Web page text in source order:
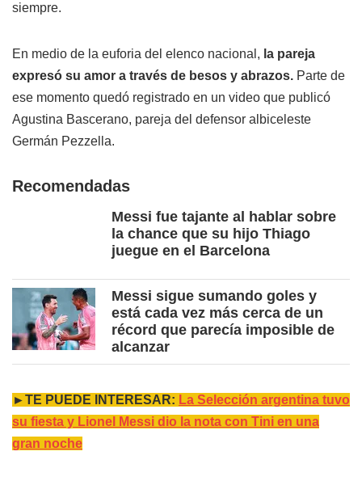
siempre.
En medio de la euforia del elenco nacional, la pareja
expresó su amor a través de besos y abrazos. Parte de
ese momento quedó registrado en un video que publicó
Agustina Bascerano, pareja del defensor albiceleste
Germán Pezzella.
Recomendadas
Messi fue tajante al hablar sobre
la chance que su hijo Thiago
juegue en el Barcelona
Messi sigue sumando goles y
está cada vez más cerca de un
récord que parecía imposible de
alcanzar
►TE PUEDE INTERESAR: La Selección argentina tuvo
su fiesta y Lionel Messi dio la nota con Tini en una
gran noche